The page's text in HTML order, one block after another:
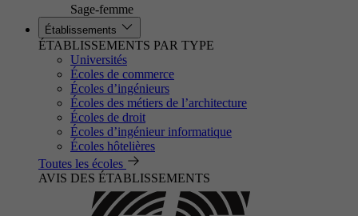
Sage-femme
Établissements
ÉTABLISSEMENTS PAR TYPE
Universités
Écoles de commerce
Écoles d’ingénieurs
Écoles des métiers de l’architecture
Écoles de droit
Écoles d’ingénieur informatique
Écoles hôtelières
Toutes les écoles
AVIS DES ÉTABLISSEMENTS